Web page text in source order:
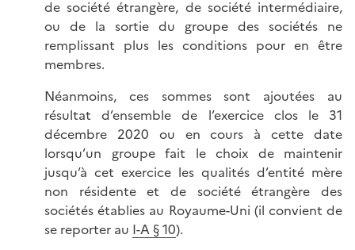
de société étrangère, de société intermédiaire,
ou de la sortie du groupe des sociétés ne
remplissant plus les conditions pour en être
membres.
Néanmoins, ces sommes sont ajoutées au
résultat d’ensemble de l’exercice clos le 31
décembre 2020 ou en cours à cette date
lorsqu’un groupe fait le choix de maintenir
jusqu’à cet exercice les qualités d’entité mère
non résidente et de société étrangère des
sociétés établies au Royaume-Uni (il convient de
se reporter au I-A § 10).